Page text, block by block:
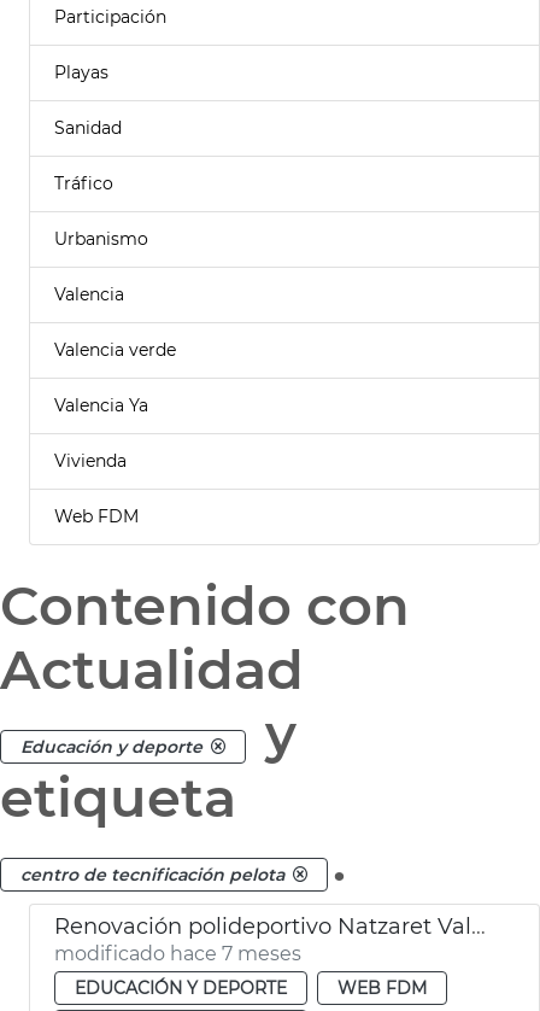
Participación
Playas
Sanidad
Tráfico
Urbanismo
Valencia
Valencia verde
Valencia Ya
Vivienda
Web FDM
Contenido con
Actualidad
Educación y deporte
y
etiqueta
centro de tecnificación pelota .
Renovación polideportivo Natzaret València
modificado hace 7 meses
EDUCACIÓN Y DEPORTE
WEB FDM